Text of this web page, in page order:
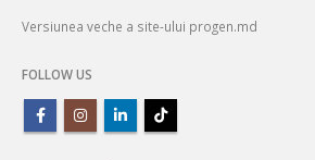
Versiunea veche a site-ului progen.md
FOLLOW US